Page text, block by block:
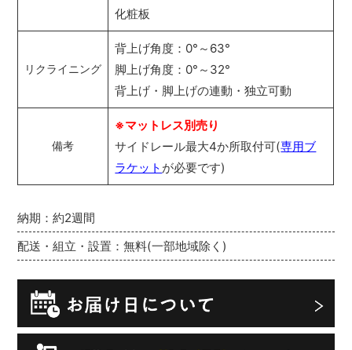
納期：約2週間
配送・組立・設置：無料(一部地域除く)
化粧板
リクライニング
背上げ角度：0°～63°
脚上げ角度：0°～32°
背上げ・脚上げの連動・独立可動
備考
※マットレス別売り
サイドレール最大4か所取付可(専用ブ
ラケット が必要です)